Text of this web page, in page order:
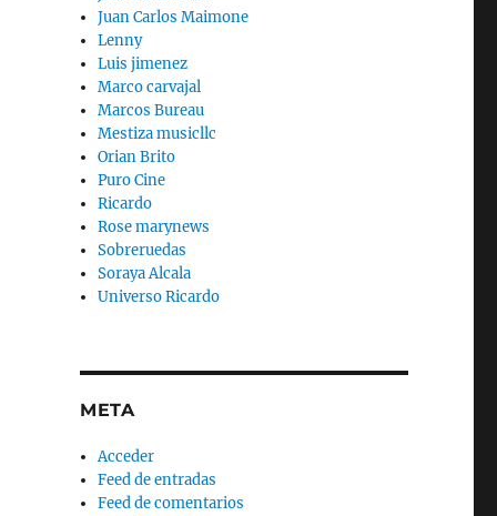
Juan Carlos Maimone
Lenny
Luis jimenez
Marco carvajal
Marcos Bureau
Mestiza musicllc
Orian Brito
Puro Cine
Ricardo
Rose marynews
Sobreruedas
Soraya Alcala
Universo Ricardo
META
Acceder
Feed de entradas
Feed de comentarios